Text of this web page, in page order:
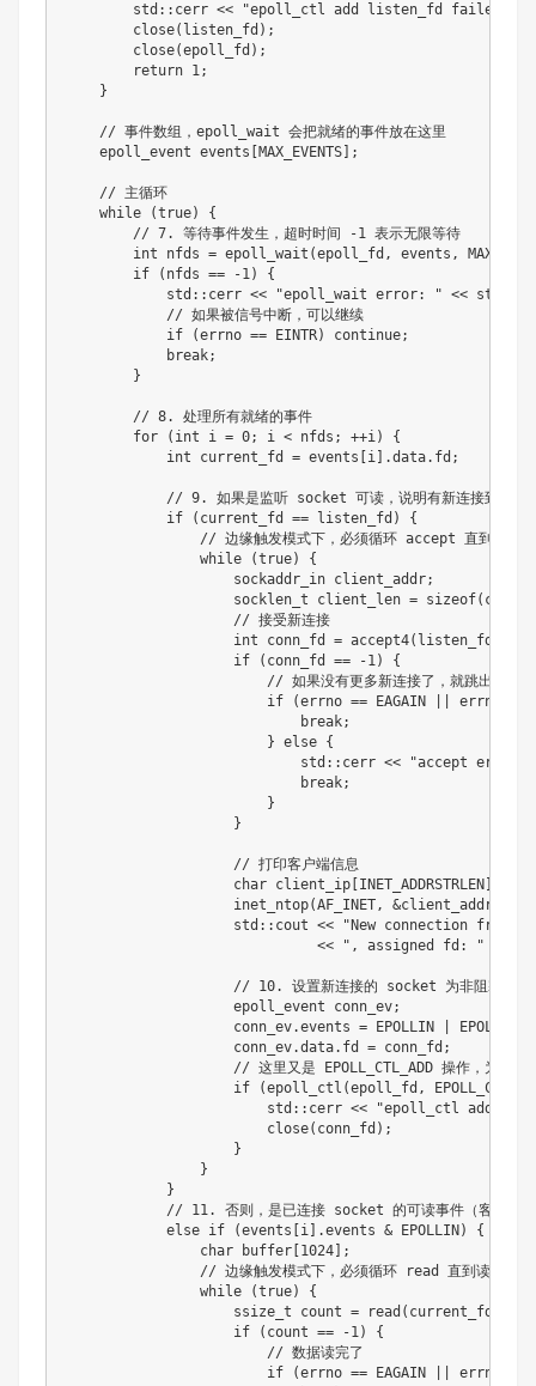
        std
:: cerr << "epoll_ctl add listen_fd failed: "
close( listen_fd ) ;
close(epoll_fd ) ;
return 1 ;
}
// 事件数组，epoll_wait 会把就绪的事件放在这里
    epoll_event events
[MAX_EVENTS] ;
// 主循环
while
(true)
{
// 7. 等待事件发生，超时时间 -1 表示无限等待
int nfds = epoll_wait (epoll_fd , events ,
if
( nfds == -1 )
{
            std
:: cerr << "epoll_wait error: " <<
// 如果被信号中断，可以继续
if
(errno == EINTR) continue;
break;
}
// 8. 处理所有就绪的事件
for
( int i = 0; i < nfds ; ++i )
{
int current_fd = events [i ] .data. fd ;
// 9. 如果是监听 socket 可读，说明有新连接到来
if
( current_fd == listen_fd )
{
// 边缘触发模式下，必须循环 accept 直到没有
while
(true)
{
                    sockaddr_in client_addr
;
                    socklen_t client_len
= sizeof(
// 接受新连接
int conn_fd = accept4( listen_fd
if
( conn_fd == -1 )
{
// 如果没有更多新连接了，就跳出循环
if
(errno == EAGAIN errno
break;
} else {
                            std
:: cerr <<
"accept error:
break;
}
}
// 打印客户端信息
char client_ip [INET_ADDRSTRLEN]
inet_ntop(AF_INET , &client_addr
                    std
:: cout << "New connection from "
<<
", assigned fd: "
// 10. 设置新连接的 socket 为非阻塞，并
                    epoll_event conn_ev
;
                    conn_ev
.events = EPOLLIN EPOLLET
                    conn_ev
.data. fd = conn_fd ;
// 这里又是 EPOLL_CTL_ADD 操作，为新连
if
(epoll_ctl (epoll_fd ,
                        std
:: cerr <<
"epoll_ctl add
close( conn_fd ) ;
}
}
}
// 11. 否则，是已连接 socket 的可读事件（客户端发
else if (events [i ] .events & EPOLLIN)
{
char buffer [1024] ;
// 边缘触发模式下，必须循环 read 直到读完
while
(true)
{
                    ssize_t count
= read ( current_fd
if
( count == -1 )
{
// 数据读完了
if
(errno == EAGAIN errno